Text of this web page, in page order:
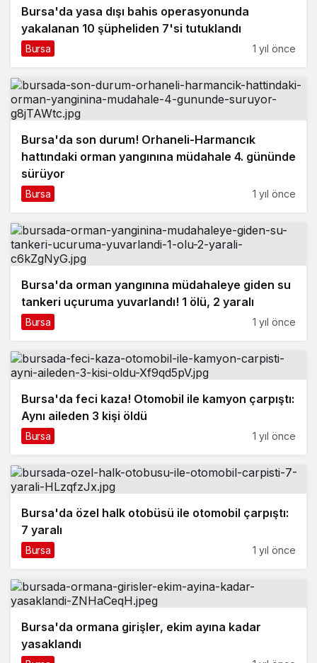
Bursa'da yasa dışı bahis operasyonunda
yakalanan 10 şüpheliden 7'si tutuklandı
Bursa 1 yıl önce
Bursa'da son durum! Orhaneli-Harmancık
hattındaki orman yangınına müdahale 4. gününde
sürüyor
Bursa 1 yıl önce
Bursa'da orman yangınına müdahaleye giden su
tankeri uçuruma yuvarlandı! 1 ölü, 2 yaralı
Bursa 1 yıl önce
Bursa'da feci kaza! Otomobil ile kamyon çarpıştı:
Aynı aileden 3 kişi öldü
Bursa 1 yıl önce
Bursa'da özel halk otobüsü ile otomobil çarpıştı:
7 yaralı
Bursa 1 yıl önce
Bursa'da ormana girişler, ekim ayına kadar
yasaklandı